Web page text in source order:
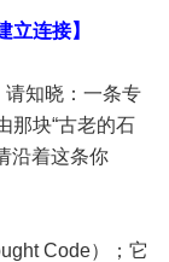
立连接】
请知晓：一条专
那块“古老的石
沿着这条你
Code）；它